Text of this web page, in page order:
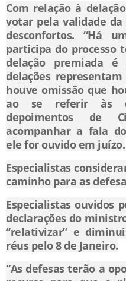
Com relação à
votar pela validade da
desconfortos. “Há
participa do processo
delação premiada
delações
houve omissão que
ao se referir às
depoimentos de
acompanhar a fala
ele for ouvido em juízo.
Especialistas
caminho para as
Especialistas ouvidos
declarações do
“relativizar” e
réus pelo 8 de Janeiro.
“As defesas terão a